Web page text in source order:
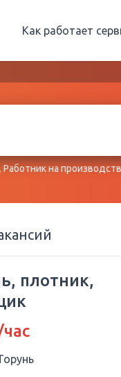
Как работает
,Работник на
плотник,